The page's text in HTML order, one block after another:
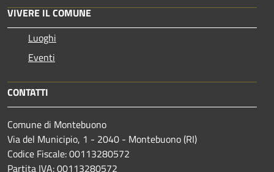
VIVERE IL COMUNE
Luoghi
Eventi
CONTATTI
Comune di Montebuono
Via del Municipio, 1 - 2040 - Montebuono (RI)
Codice Fiscale: 00113280572
Partita IVA: 00113280572